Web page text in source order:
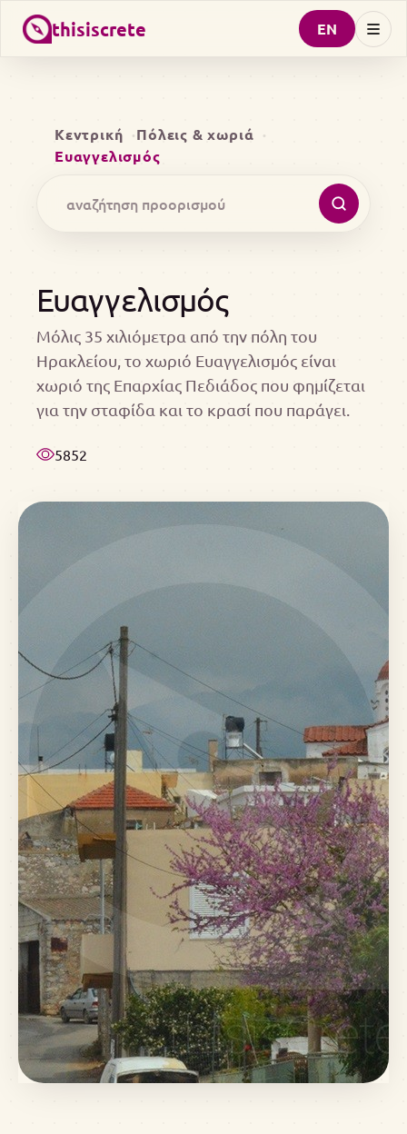
thisiscrete EN
Κεντρική
Πόλεις & χωριά
Ευαγγελισμός
Ευαγγελισμός
Μόλις 35 χιλιόμετρα από την πόλη του
Ηρακλείου, το χωριό Ευαγγελισμός είναι
χωριό της Επαρχίας Πεδιάδος που φημίζεται
για την σταφίδα και το κρασί που παράγει.
5852